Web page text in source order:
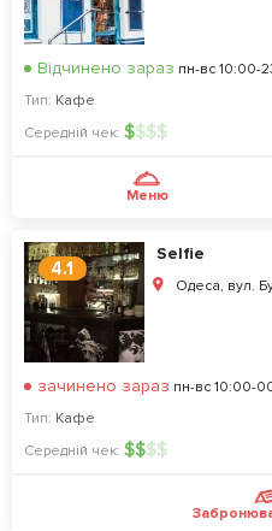
Відчинено зараз пн-вс 10:00-
Тип: Кафе
Середній чек: $$$$
Меню
4.1
Selfie
Одеса, вул.
зачинено зараз пн-вс 10:00-
Тип: Кафе
Середній чек: $$$$